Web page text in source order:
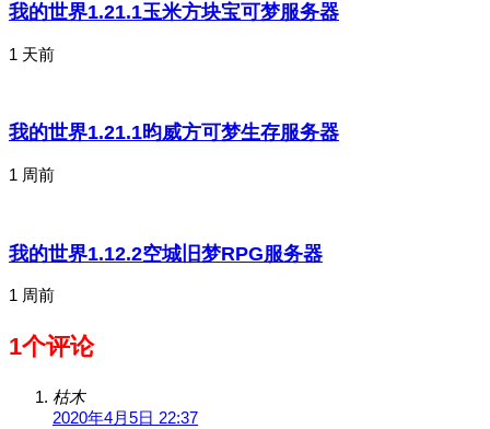
我的世界1.21.1玉米方块宝可梦服务器
1 天前
我的世界1.21.1昀威方可梦生存服务器
1 周前
我的世界1.12.2空城旧梦RPG服务器
1 周前
1个评论
枯木
2020年4月5日 22:37